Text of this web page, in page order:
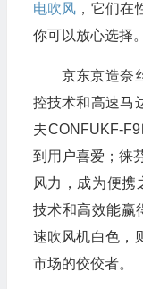
电吹风 ，它们在
你可以放心选择。
京东京造奈
控技术和高速马
夫CONFUKF-
到用户喜爱；徕
风力，成为便携
技术和高效能赢
速吹风机白色，
市场的佼佼者。